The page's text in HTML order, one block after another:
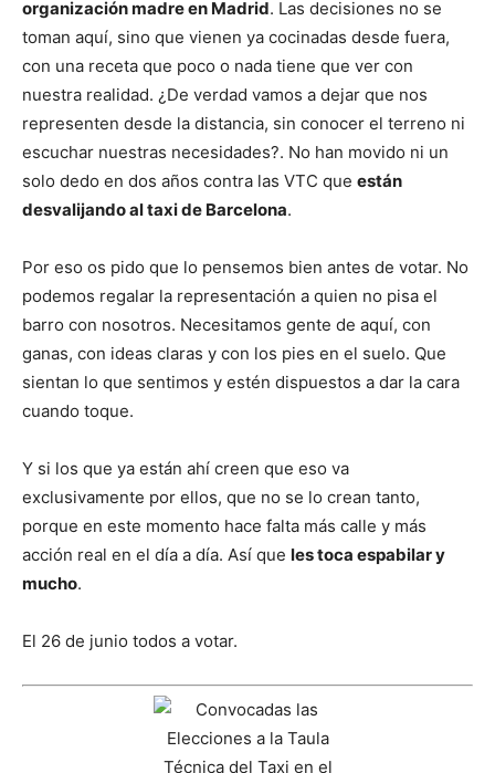
organización madre en Madrid. Las decisiones no se
toman aquí, sino que vienen ya cocinadas desde fuera,
con una receta que poco o nada tiene que ver con
nuestra realidad. ¿De verdad vamos a dejar que nos
representen desde la distancia, sin conocer el terreno ni
escuchar nuestras necesidades?. No han movido ni un
solo dedo en dos años contra las VTC que están
desvalijando al taxi de Barcelona.
Por eso os pido que lo pensemos bien antes de votar. No
podemos regalar la representación a quien no pisa el
barro con nosotros. Necesitamos gente de aquí, con
ganas, con ideas claras y con los pies en el suelo. Que
sientan lo que sentimos y estén dispuestos a dar la cara
cuando toque.
Y si los que ya están ahí creen que eso va
exclusivamente por ellos, que no se lo crean tanto,
porque en este momento hace falta más calle y más
acción real en el día a día. Así que les toca espabilar y
mucho.
El 26 de junio todos a votar.